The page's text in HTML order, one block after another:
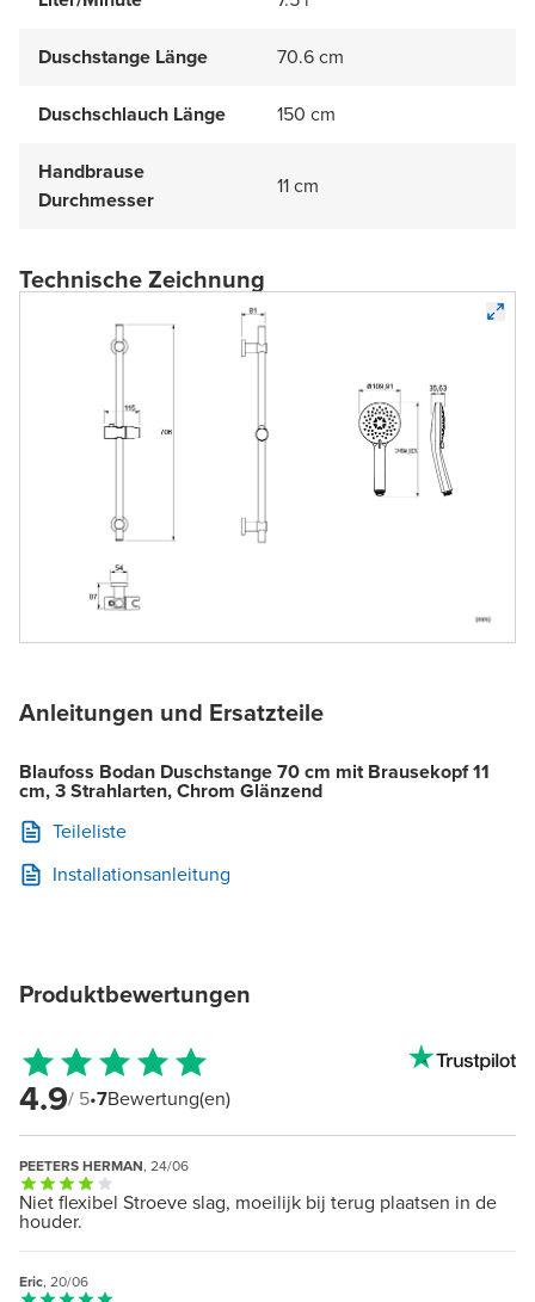
Duschstange Länge 70.6 cm
Duschschlauch Länge 150 cm
Handbrause
Durchmesser
11 cm
Technische Zeichnung
Anleitungen und Ersatzteile
Blaufoss Bodan Duschstange 70 cm mit Brausekopf 11
cm, 3 Strahlarten, Chrom Glänzend
Teileliste
Installationsanleitung
Produktbewertungen
4.9/ 5•7Bewertung(en)
PEETERS HERMAN, 24/06
Niet flexibel Stroeve slag, moeilijk bij terug plaatsen in de
houder.
Eric, 20/06